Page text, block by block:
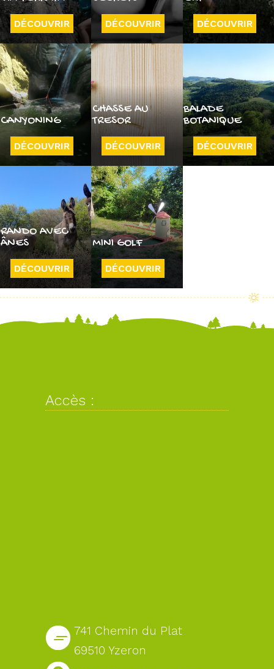
DÉCOUVRIR DÉCOUVRIR DÉCOUVRIR
CANYONING
DÉCOUVRIR
CHASSE AU
TRESOR
DÉCOUVRIR
BALADE
BOTANIQUE
DÉCOUVRIR
RANDO AVEC
ÂNES
DÉCOUVRIR
MINI GOLF
DÉCOUVRIR
Accès :
741 Chemin du Plat
69510 Yzeron